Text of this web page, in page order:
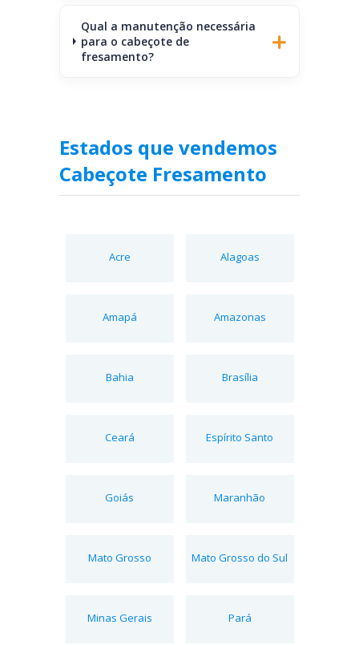
Qual a manutenção necessária
para o cabeçote de
fresamento?
Estados que vendemos
Cabeçote Fresamento
Acre Alagoas
Amapá Amazonas
Bahia Brasília
Ceará Espírito Santo
Goiás Maranhão
Mato Grosso Mato Grosso do Sul
Minas Gerais Pará